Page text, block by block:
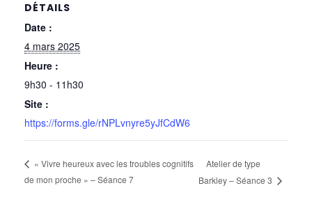
DÉTAILS
Date :
4 mars 2025
Heure :
9h30 - 11h30
Site :
https://forms.gle/rNPLvnyre5yJfCdW6
« Vivre heureux avec les troubles cognitifs
de mon proche » – Séance 7
Atelier de type
Barkley – Séance 3